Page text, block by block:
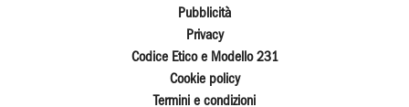
Pubblicità
Privacy
Codice Etico e Modello 231
Cookie policy
Termini e condizioni